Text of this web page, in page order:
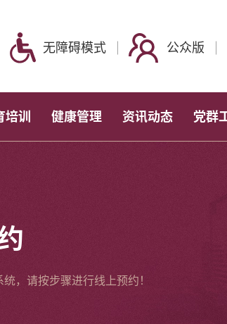
无障碍模式 公众版
培训 健康管理 资讯动态 党群
，请按步骤进行线上预约！